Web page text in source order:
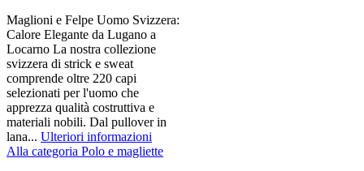
Maglioni e Felpe Uomo Svizzera:
Calore Elegante da Lugano a
Locarno La nostra collezione
svizzera di strick e sweat
comprende oltre 220 capi
selezionati per l'uomo che
apprezza qualità costruttiva e
materiali nobili. Dal pullover in
lana... Ulteriori informazioni
Alla categoria Polo e magliette